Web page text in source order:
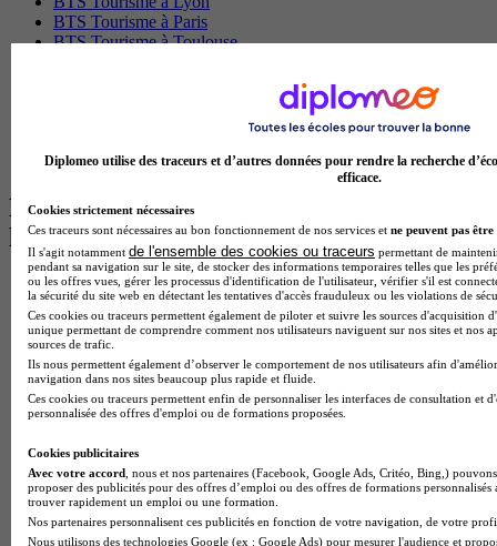
BTS Tourisme à Paris
BTS Tourisme à Toulouse
BTS Communication à Bordeaux
Master Psychologie à Angers
BTS Ndrc à Lyon
Les intitulés de diplôme par alternance
les plus recherchés
BTS Esf en alternance
BTS Dietetique en alternance
BTS Mco en alternance
BTS Pi en alternance
BTS Sp3s en alternance
Master CCA en alternance
BTS Ndrc en alternance
BTS Sam en alternance
Cap Fleuriste en alternance
BTS Sio en alternance
MSc Marketing Digital en alternance
BTS Gpme en alternance
Cap Electricien en alternance
Diplomeo utilise des traceurs et d’autres données pour rendre la recherche
efficace.
Cookies strictement nécessaires
Ces traceurs sont nécessaires au bon fonctionnement de nos services et ne peuvent pas être
Il s'agit notamment de l'ensemble des cookies ou traceurs permettant de
pendant sa navigation sur le site, de stocker des informations temporaires telles que les
ou les offres vues, gérer les processus d'identification de l'utilisateur, vérifier s'il est
la sécurité du site web en détectant les tentatives d'accès frauduleux ou les violations de
Ces cookies ou traceurs permettent également de piloter et suivre les sources d'acquisition
unique permettant de comprendre comment nos utilisateurs naviguent sur nos sites et nos
sources de trafic.
Ils nous permettent également d’observer le comportement de nos utilisateurs afin
navigation dans nos sites beaucoup plus rapide et fluide.
Ces cookies ou traceurs permettent enfin de personnaliser les interfaces de consultation et
personnalisée des offres d'emploi ou de formations proposées.
Cookies publicitaires
Avec votre accord , nous et nos partenaires (Facebook, Google Ads, Critéo, Bing,)
proposer des publicités pour des offres d’emploi ou des offres de formations
trouver rapidement un emploi ou une formation.
Nos partenaires personnalisent ces publicités en fonction de votre navigation, de votre
Nous utilisons des technologies Google (ex : Google Ads) pour mesurer l'audience et